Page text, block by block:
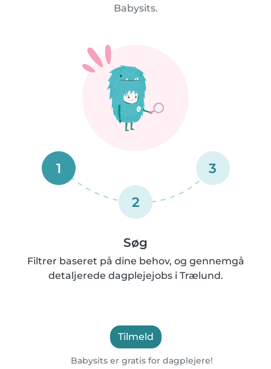
Babysits.
1
2
3
Søg
Filtrer baseret på dine behov, og gennemgå
detaljerede dagplejejobs i Trælund.
Tilmeld
Babysits er gratis for dagplejere!